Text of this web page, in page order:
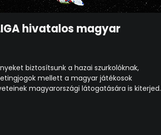
hivatalos magyar
biztosítsunk a hazai szurkolóknak,
mellett a magyar játékosok
magyarországi látogatására is kiterjed.